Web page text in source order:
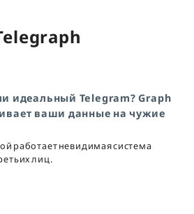
идеальный Telegram? Graph
ваши данные на чужие
работает невидимая система
лиц.